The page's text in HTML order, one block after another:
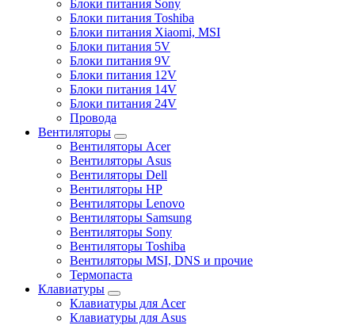
Блоки питания Sony
Блоки питания Toshiba
Блоки питания Xiaomi, MSI
Блоки питания 5V
Блоки питания 9V
Блоки питания 12V
Блоки питания 14V
Блоки питания 24V
Провода
Вентиляторы
Вентиляторы Acer
Вентиляторы Asus
Вентиляторы Dell
Вентиляторы HP
Вентиляторы Lenovo
Вентиляторы Samsung
Вентиляторы Sony
Вентиляторы Toshiba
Вентиляторы MSI, DNS и прочие
Термопаста
Клавиатуры
Клавиатуры для Acer
Клавиатуры для Asus